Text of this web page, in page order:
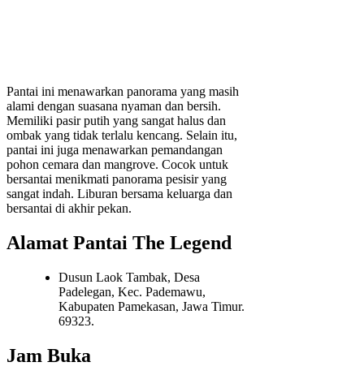
Pantai ini menawarkan panorama yang masih
alami dengan suasana nyaman dan bersih.
Memiliki pasir putih yang sangat halus dan
ombak yang tidak terlalu kencang. Selain itu,
pantai ini juga menawarkan pemandangan
pohon cemara dan mangrove. Cocok untuk
bersantai menikmati panorama pesisir yang
sangat indah. Liburan bersama keluarga dan
bersantai di akhir pekan.
Alamat Pantai The Legend
Dusun Laok Tambak, Desa
Padelegan, Kec. Pademawu,
Kabupaten Pamekasan, Jawa Timur.
69323.
Jam Buka